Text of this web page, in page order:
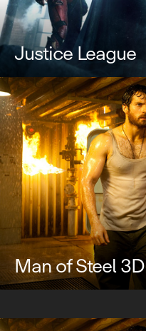
Justice League
Man of Steel 3D